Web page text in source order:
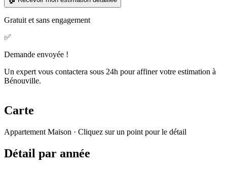
Gratuit et sans engagement
✅
Demande envoyée !
Un expert vous contactera sous 24h pour affiner votre estimation à
Bénouville.
Carte
−
Appartement Maison · Cliquez sur un point pour le détail
Détail par année